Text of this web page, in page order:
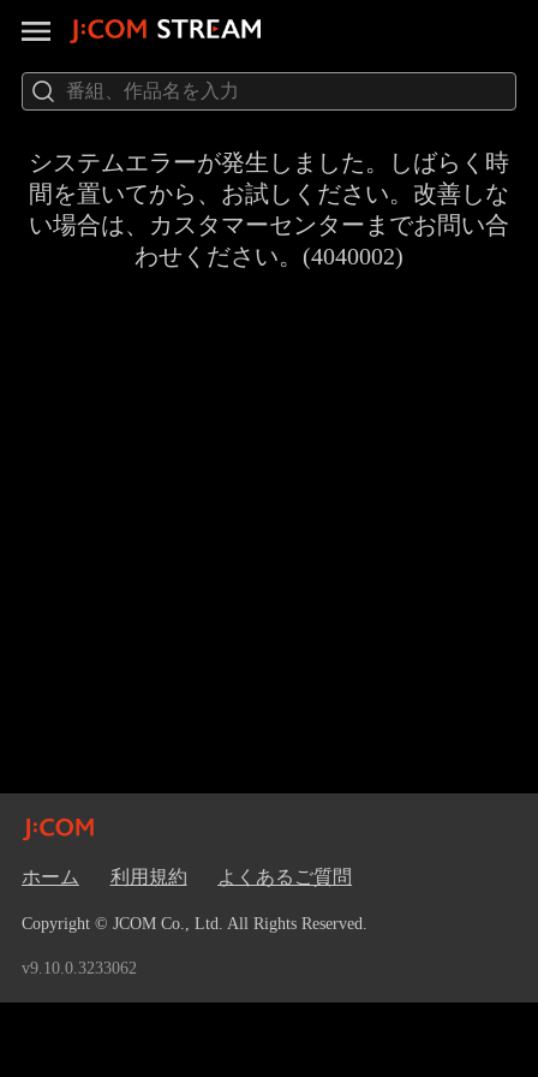
システムエラーが発生しました。しばらく時
間を置いてから、お試しください。改善しな
い場合は、カスタマーセンターまでお問い合
わせください。(4040002)
ホーム 利用規約 よくあるご質問
Copyright © JCOM Co., Ltd. All Rights Reserved.
v9.10.0.3233062